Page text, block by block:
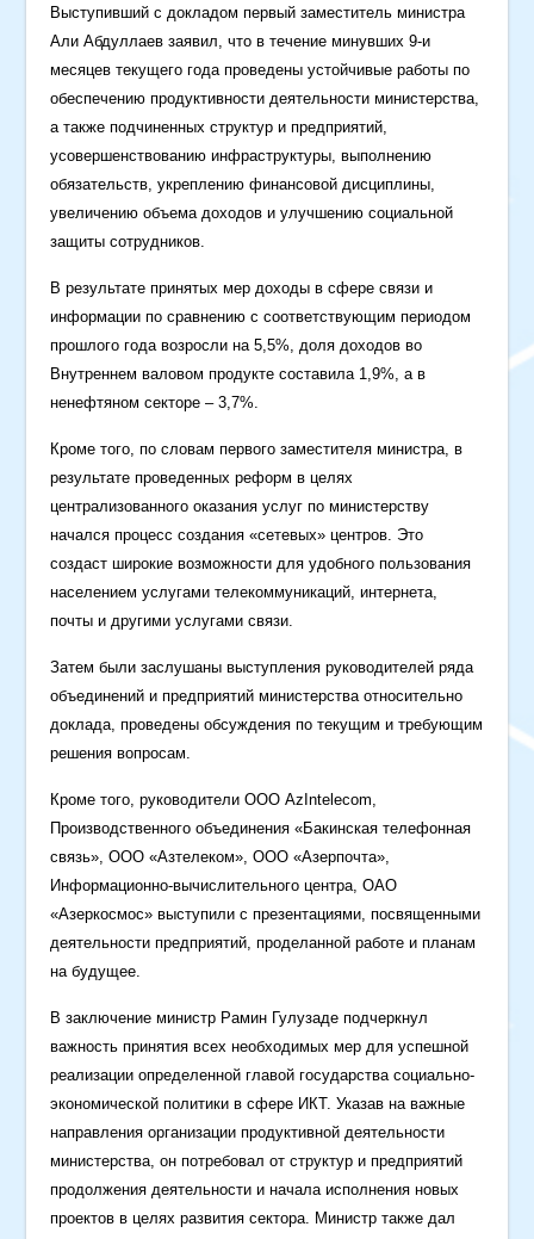
Выступивший с докладом первый заместитель министра
Али Абдуллаев заявил, что в течение минувших 9-и
месяцев текущего года проведены устойчивые работы по
обеспечению продуктивности деятельности министерства,
а также подчиненных структур и предприятий,
усовершенствованию инфраструктуры, выполнению
обязательств, укреплению финансовой дисциплины,
увеличению объема доходов и улучшению социальной
защиты сотрудников.
В результате принятых мер доходы в сфере связи и
информации по сравнению с соответствующим периодом
прошлого года возросли на 5,5%, доля доходов во
Внутреннем валовом продукте составила 1,9%, а в
ненефтяном секторе – 3,7%.
Кроме того, по словам первого заместителя министра, в
результате проведенных реформ в целях
централизованного оказания услуг по министерству
начался процесс создания «сетевых» центров. Это
создаст широкие возможности для удобного пользования
населением услугами телекоммуникаций, интернета,
почты и другими услугами связи.
Затем были заслушаны выступления руководителей ряда
объединений и предприятий министерства относительно
доклада, проведены обсуждения по текущим и требующим
решения вопросам.
Кроме того, руководители ООО AzIntelecom,
Производственного объединения «Бакинская телефонная
связь», OOO «Азтелеком», ООО «Азерпочта»,
Информационно-вычислительного центра, ОАО
«Азеркосмос» выступили с презентациями, посвященными
деятельности предприятий, проделанной работе и планам
на будущее.
В заключение министр Рамин Гулузаде подчеркнул
важность принятия всех необходимых мер для успешной
реализации определенной главой государства социально-
экономической политики в сфере ИКТ. Указав на важные
направления организации продуктивной деятельности
министерства, он потребовал от структур и предприятий
продолжения деятельности и начала исполнения новых
проектов в целях развития сектора. Министр также дал